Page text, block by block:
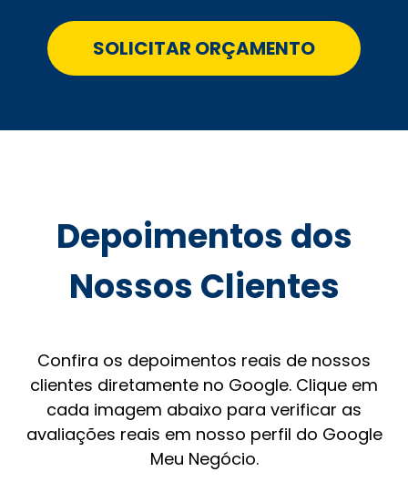
SOLICITAR ORÇAMENTO
Depoimentos dos
Nossos Clientes
Confira os depoimentos reais de nossos
clientes diretamente no Google. Clique em
cada imagem abaixo para verificar as
avaliações reais em nosso perfil do Google
Meu Negócio.